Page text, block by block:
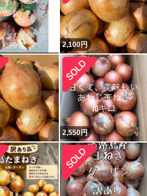
2,100円
2,550円